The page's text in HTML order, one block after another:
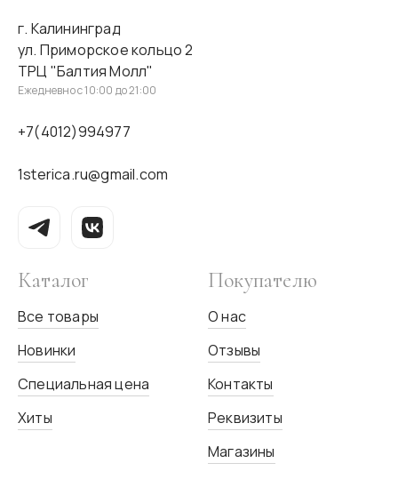
г. Калининград
ул. Приморское кольцо 2
ТРЦ "Балтия Молл"
Ежедневно с 10:00 до 21:00
+7(4012)994977
1sterica.ru@gmail.com
Каталог
Все товары
Новинки
Специальная цена
Хиты
Покупателю
О нас
Отзывы
Контакты
Реквизиты
Магазины